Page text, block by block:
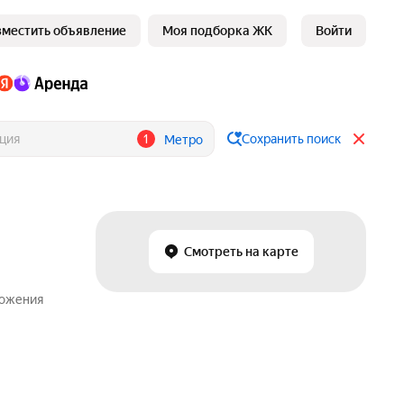
объявление Моя подборка ЖК Войти
1 Метро Сохранить поиск
Смотреть на карте